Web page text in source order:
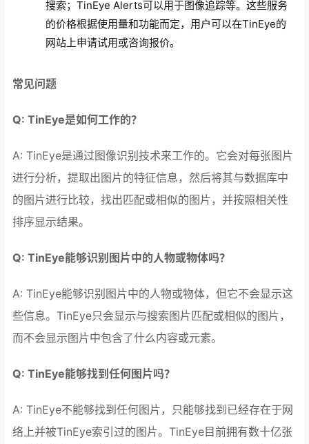
搜索；TinEye Alerts可以用于图像追踪等。这些服务
的价格根据使用量和功能而定，用户可以在TinEye的
网站上申请试用或咨询报价。
常见问题
Q: TinEye是如何工作的？
A: TinEye是通过图像识别技术来工作的。它会对每张图片
进行分析，提取出图片的特征信息，然后将其与数据库中
的图片进行比较，找出匹配或相似的图片，并按照相关性
排序显示结果。
Q: TinEye能够识别图片中的人物或物体吗？
A: TinEye能够识别图片中的人物或物体，但它不会显示这
些信息。TinEye只会显示与搜索图片匹配或相似的图片，
而不会显示图片中包含了什么内容或元素。
Q: TinEye能够找到任何图片吗？
A: TinEye不能够找到任何图片，只能够找到已经存在于网
络上并被TinEye索引过的图片。TinEye目前拥有数十亿张